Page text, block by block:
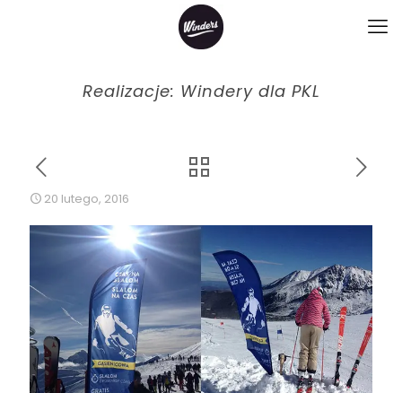
Realizacje: Windery dla PKL
20 lutego, 2016